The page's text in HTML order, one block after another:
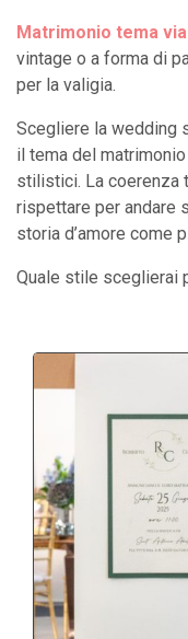
Matrimonio tema
vintage o a forma di
per la valigia.
Scegliere la wedding
il tema del
stilistici. La coerenza
rispettare per andare
storia d’amore come
Quale stile sceglierai